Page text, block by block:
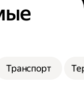
Транспорт